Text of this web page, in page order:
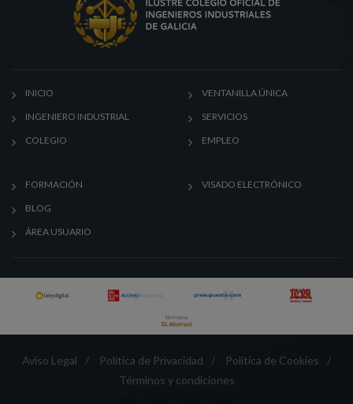
INICIO
INGENIERO INDUSTRIAL
COLEGIO
VENTANILLA ÚNICA
SERVICIOS
EMPLEO
FORMACIÓN
BLOG
ÁREA USUARIO
VISADO ELECTRÓNICO
Aviso Legal / Política de Privacidad / Política de Cookies
/
Términos y condiciones